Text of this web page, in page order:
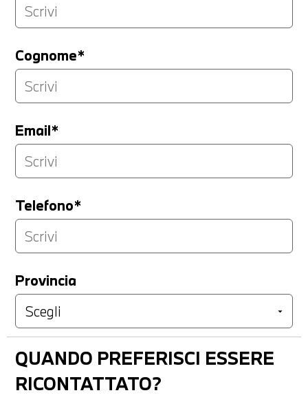
Cognome*
Email*
Telefono*
Provincia
QUANDO PREFERISCI ESSERE
RICONTATTATO?